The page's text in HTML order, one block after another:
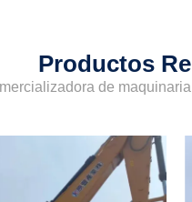
Productos
de